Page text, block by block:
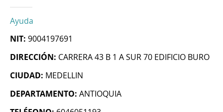
Ayuda
NIT: 9004197691
DIRECCIÓN: CARRERA 43 B 1 A SUR 70 EDIFICIO BURO
CIUDAD: MEDELLIN
DEPARTAMENTO: ANTIOQUIA